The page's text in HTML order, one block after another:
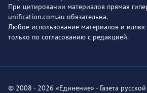
При цитировании материалов прямая
unification.com.au обязательна.
Любое использование материалов и
только по согласованию с редакцией.
© 2008 - 2026 «Единение» - Газета